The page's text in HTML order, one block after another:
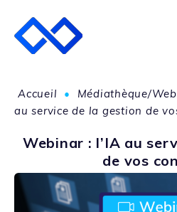
Accueil • Médiathèque/
au service de la gestion de
Webinar : l’IA au
de vos